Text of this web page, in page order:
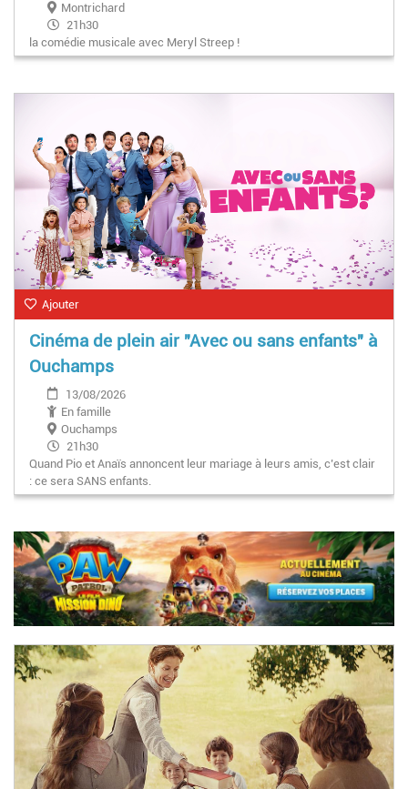
Montrichard
21h30
la comédie musicale avec Meryl Streep !
Ajouter
Cinéma de plein air "Avec ou sans enfants" à
Ouchamps
13/08/2026
En famille
Ouchamps
21h30
Quand Pio et Anaïs annoncent leur mariage à leurs amis, c’est clair
: ce sera SANS enfants.